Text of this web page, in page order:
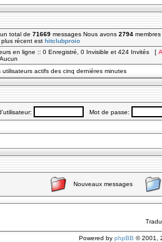
total de 71669 messages Nous avons 2794
récent est hitclubproio
en ligne :: 0 Enregistré, 0 Invisible et 424 Invités [
actifs des cinq dernières minutes
Mot de passe:
Nouveaux messages
Powered by phpBB © 2001,